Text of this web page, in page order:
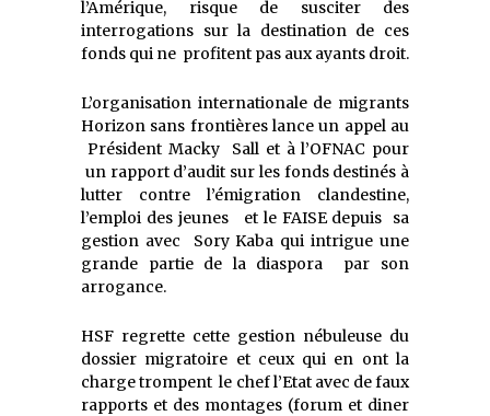
l’Amérique, risque de susciter des
interrogations sur la destination de ces
fonds qui ne profitent pas aux ayants droit.
L’organisation internationale de migrants
Horizon sans frontières lance un appel au
Président Macky Sall et à l’OFNAC pour
un rapport d’audit sur les fonds destinés à
lutter contre l’émigration clandestine,
l’emploi des jeunes et le FAISE depuis sa
gestion avec Sory Kaba qui intrigue une
grande partie de la diaspora par son
arrogance.
HSF regrette cette gestion nébuleuse du
dossier migratoire et ceux qui en ont la
charge trompent le chef l’Etat avec de faux
rapports et des montages (forum et diner